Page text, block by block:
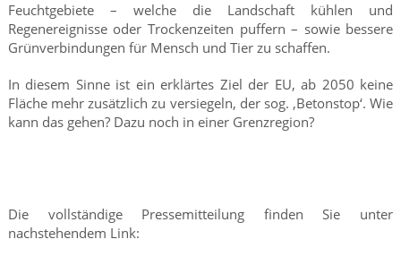
Feuchtgebiete – welche die Landschaft kühlen und
Regenereignisse oder Trockenzeiten puffern – sowie bessere
Grünverbindungen für Mensch und Tier zu schaffen.
In diesem Sinne ist ein erklärtes Ziel der EU, ab 2050 keine
Fläche mehr zusätzlich zu versiegeln, der sog. ‚Betonstop‘. Wie
kann das gehen? Dazu noch in einer Grenzregion?
Die vollständige Pressemitteilung finden Sie unter
nachstehendem Link: